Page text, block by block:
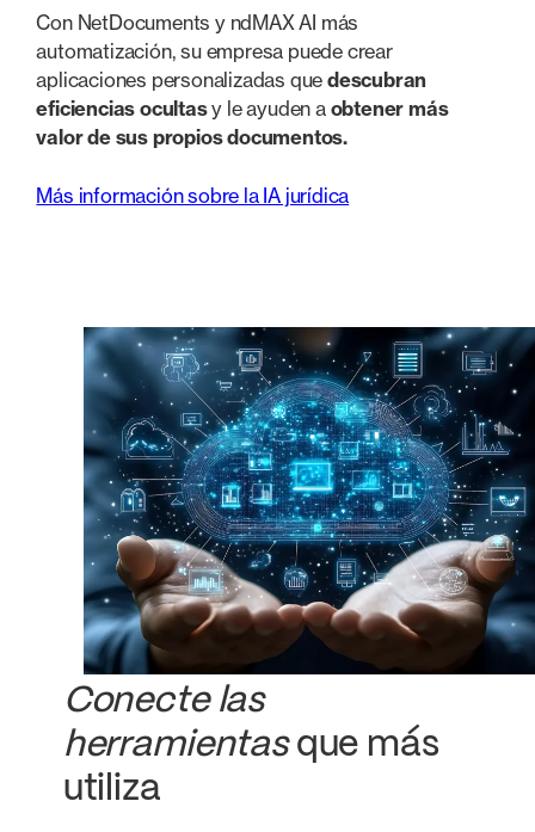
Con NetDocuments y ndMAX AI más
automatización, su empresa puede crear
aplicaciones personalizadas que descubran
eficiencias ocultasy le ayuden a obtener más
valor de sus propios documentos.
Más información sobre la IA jurídica
Conecte las
herramientasque más
utiliza